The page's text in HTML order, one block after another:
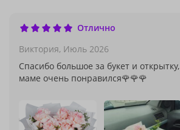
Отлично
Виктория, Июль 2026
Спасибо большое за букет и открытку,
маме очень понравился🌹🌹🌹